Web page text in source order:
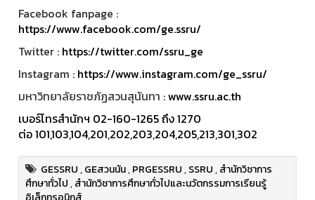
Facebook fanpage :
https://www.facebook.com/ge.ssru/
Twitter : https://twitter.com/ssru_ge
Instagram : https://www.instagram.com/ge_ssru/
มหาวิทยาลัยราชภัฏสวนสุนันทา :www.ssru.ac.th
เบอร์โทรสำนักฯ 02-160-1265 ถึง 1270
ต่อ 101,103,104,201,202,203,204,205,213,301,302
GESSRU,GEสวนนัน,PRGESSRU,SSRU,สำนักวิชาการ
ศึกษาทั่วไป,สำนักวิชาการศึกษาทั่วไปและนวัตกรรมการเรียนรู้